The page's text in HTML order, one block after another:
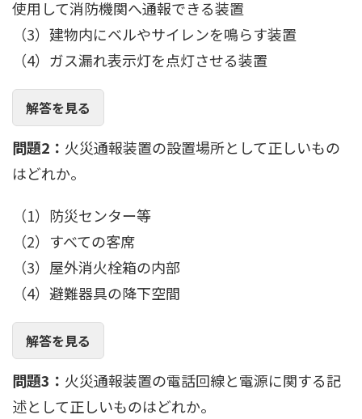
使用して消防機関へ通報できる装置
（3）建物内にベルやサイレンを鳴らす装置
（4）ガス漏れ表示灯を点灯させる装置
解答を見る
問題2： 火災通報装置の設置場所として正しいもの
はどれか。
（1）防災センター等
（2）すべての客席
（3）屋外消火栓箱の内部
（4）避難器具の降下空間
解答を見る
問題3： 火災通報装置の電話回線と電源に関する記
述として正しいものはどれか。